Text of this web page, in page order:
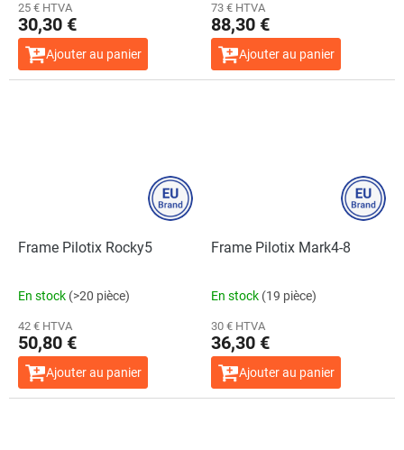
25 € HTVA
30,30 €
Ajouter au panier
73 € HTVA
88,30 €
Ajouter au panier
Frame Pilotix Rocky5
En stock (>20 pièce)
42 € HTVA
50,80 €
Ajouter au panier
Frame Pilotix Mark4-8
En stock (19 pièce)
30 € HTVA
36,30 €
Ajouter au panier